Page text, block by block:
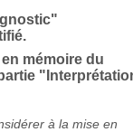
mémoire du
à la mise en